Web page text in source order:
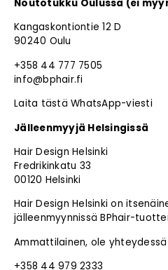
Noutotukku Oulussa (ei
Kangaskontiontie 12 D
90240 Oulu
+358 44 777 7505
info@bphair.fi
Laita tästä WhatsApp-viesti
Jälleenmyyjä Helsingissä
Hair Design Helsinki
Fredrikinkatu 33
00120 Helsinki
Hair Design Helsinki on
jälleenmyynnissä BPhair-
Ammattilainen, ole
+358 44 979 2333